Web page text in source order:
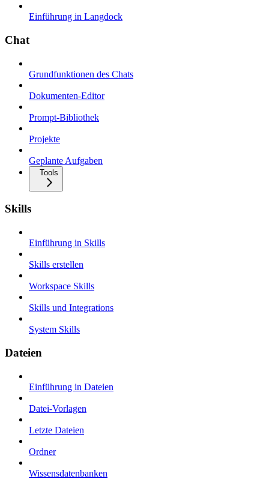
Einführung in Langdock
Chat
Grundfunktionen des Chats
Dokumenten-Editor
Prompt-Bibliothek
Projekte
Geplante Aufgaben
Tools
Skills
Einführung in Skills
Skills erstellen
Workspace Skills
Skills und Integrations
System Skills
Dateien
Einführung in Dateien
Datei-Vorlagen
Letzte Dateien
Ordner
Wissensdatenbanken